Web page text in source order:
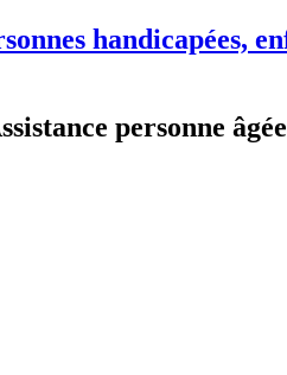
personne âgée